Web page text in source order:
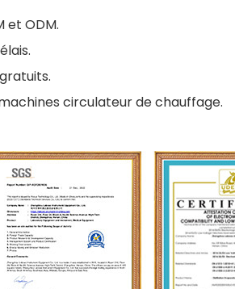
et ODM.
circulateur de chauffage.